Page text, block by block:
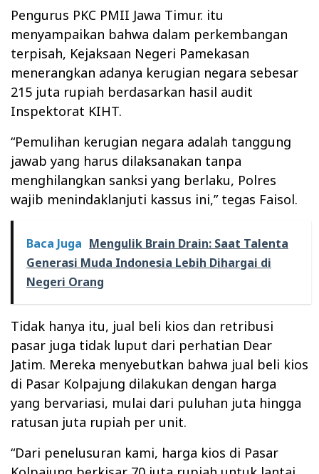
Pengurus PKC PMII Jawa Timur. itu
menyampaikan bahwa dalam perkembangan
terpisah, Kejaksaan Negeri Pamekasan
menerangkan adanya kerugian negara sebesar
215 juta rupiah berdasarkan hasil audit
Inspektorat KIHT.
“Pemulihan kerugian negara adalah tanggung
jawab yang harus dilaksanakan tanpa
menghilangkan sanksi yang berlaku, Polres
wajib menindaklanjuti kassus ini,” tegas Faisol.
Baca Juga Mengulik Brain Drain: Saat Talenta
Generasi Muda Indonesia Lebih Dihargai di
Negeri Orang
Tidak hanya itu, jual beli kios dan retribusi
pasar juga tidak luput dari perhatian Dear
Jatim. Mereka menyebutkan bahwa jual beli kios
di Pasar Kolpajung dilakukan dengan harga
yang bervariasi, mulai dari puluhan juta hingga
ratusan juta rupiah per unit.
“Dari penelusuran kami, harga kios di Pasar